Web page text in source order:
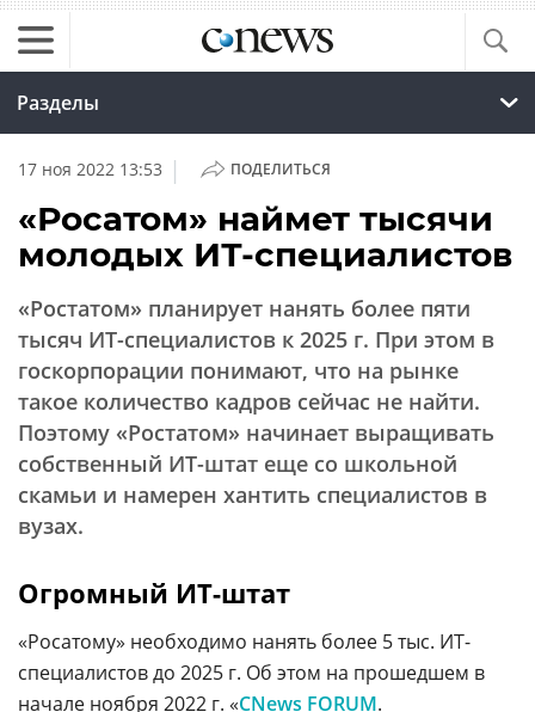
Разделы
17 ноя 2022 13:53 | ПОДЕЛИТЬСЯ
«Росатом» наймет тысячи
молодых ИТ-специалистов
«Ростатом» планирует нанять более пяти
тысяч ИТ-специалистов к 2025 г. При этом в
госкорпорации понимают, что на рынке
такое количество кадров сейчас не найти.
Поэтому «Ростатом» начинает выращивать
собственный ИТ-штат еще со школьной
скамьи и намерен хантить специалистов в
вузах.
Огромный ИТ-штат
«Росатому» необходимо нанять более 5 тыс. ИТ-
специалистов до 2025 г. Об этом на прошедшем в
начале ноября 2022 г. «CNews FORUM.